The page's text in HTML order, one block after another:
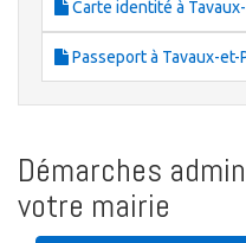
Carte identité à
Passeport à Tavaux-
Démarches
votre mairie